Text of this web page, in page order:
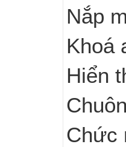
Nắp
Khoá
Hiển
Chức